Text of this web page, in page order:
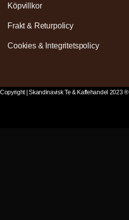
Köpvillkor
Frakt & Returpolicy
Cookies & Integritetspolicy
Copyright | Skandinavisk Te & Kaffehandel 2023 ®